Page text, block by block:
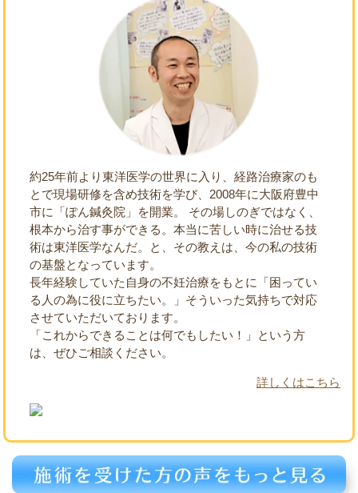
約25年前より東洋医学の世界に入り、経路治療家のも
とで現場研修を含め技術を学び、2008年に大阪府豊中
市に「ぽん鍼灸院」を開業。 その場しのぎではなく、
根本から治す事ができる。本当に苦しい時に治せる技
術は東洋医学なんだ。と、その教えは、今の私の技術
の基盤となっています。
長年経験していた自身の不妊治療をもとに「困ってい
る人の為に役に立ちたい。」そういった気持ちで対応
させていただいております。
「これからできることは何でもしたい！」という方
は、ぜひご相談ください。
詳しくはこちら